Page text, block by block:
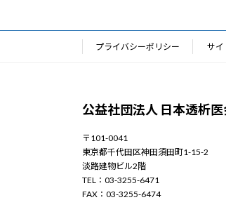
プライバシーポリシー サイ
公益社団法人 日本透析
〒101-0041
東京都千代田区神田須田町1-15-2
淡路建物ビル2階
TEL：03-3255-6471
FAX：03-3255-6474